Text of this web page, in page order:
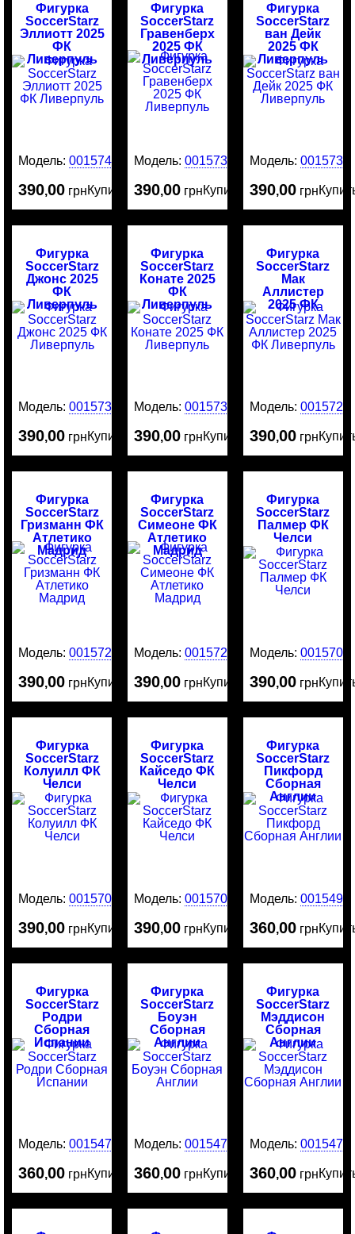
Фигурка
SoccerStarz
Эллиотт 2025
ФК
Ливерпуль
Модель:0015740
390,00 грнКупить
Фигурка
SoccerStarz
Гравенберх
2025 ФК
Ливерпуль
Модель:0015735
390,00 грнКупить
Фигурка
SoccerStarz
ван Дейк
2025 ФК
Ливерпуль
Модель: 0015734
390,00 грн
Фигурка
SoccerStarz
Джонс 2025
ФК
Ливерпуль
Модель:0015732
390,00 грнКупить
Фигурка
SoccerStarz
Конате 2025
ФК
Ливерпуль
Модель:0015731
390,00 грнКупить
Фигурка
SoccerStarz
Мак
Аллистер
2025 ФК
Ливерпуль
Модель: 0015729
390,00 грн
Фигурка
SoccerStarz
Гризманн ФК
Атлетико
Мадрид
Модель:0015721
390,00 грнКупить
Фигурка
SoccerStarz
Симеоне ФК
Атлетико
Мадрид
Модель:0015720
390,00 грнКупить
Фигурка
SoccerStarz
Палмер ФК
Челси
Модель: 0015708
390,00 грн
Фигурка
SoccerStarz
Колуилл ФК
Челси
Модель:0015707
390,00 грнКупить
Фигурка
SoccerStarz
Кайседо ФК
Челси
Модель:0015706
390,00 грнКупить
Фигурка
SoccerStarz
Пикфорд
Сборная
Англии
Модель: 0015491
360,00 грн
Фигурка
SoccerStarz
Родри
Сборная
Испании
Модель:0015478
360,00 грнКупить
Фигурка
SoccerStarz
Боуэн
Сборная
Англии
Модель:0015477
360,00 грнКупить
Фигурка
SoccerStarz
Мэддисон
Сборная
Англии
Модель: 0015476
360,00 грн